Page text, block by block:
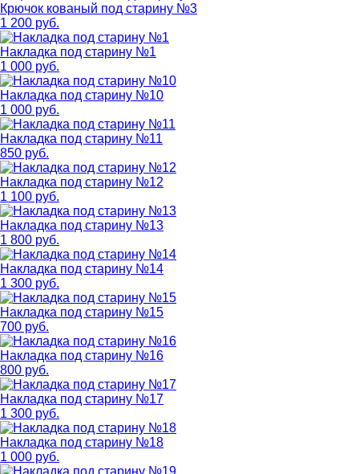
Крючок кованый под старину №3
1 200 руб.
Накладка под старину №1
1 000 руб.
Накладка под старину №10
1 000 руб.
Накладка под старину №11
850 руб.
Накладка под старину №12
1 100 руб.
Накладка под старину №13
1 800 руб.
Накладка под старину №14
1 300 руб.
Накладка под старину №15
700 руб.
Накладка под старину №16
800 руб.
Накладка под старину №17
1 300 руб.
Накладка под старину №18
1 000 руб.